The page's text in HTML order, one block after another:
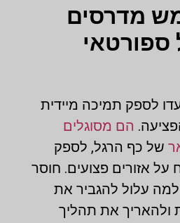
מדרסים
ספורטאי
לספק תמיכה מיידית
הם מסוגלים
של כף הרגל, לספק
על אזורים פצועים. חוסר
עלול להגביר את
ולהאריך את תהליך